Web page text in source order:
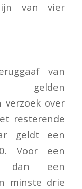
van vier
van
gelden
verzoek over
resterende
geldt een
Voor een
dan een
minste drie